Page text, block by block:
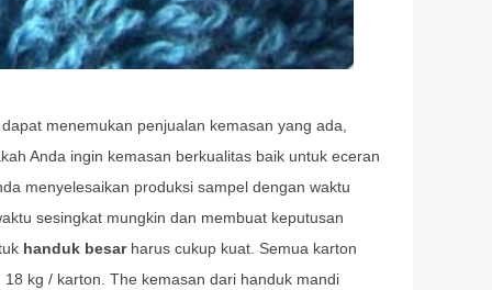
menemukan penjualan kemasan yang ada,
Anda ingin kemasan berkualitas baik untuk eceran
menyelesaikan produksi sampel dengan waktu
sesingkat mungkin dan membuat keputusan
handuk besarharus cukup kuat. Semua karton
18 kg / karton. The kemasan dari handuk mandi